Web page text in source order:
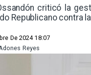
criticó la
Republicano contra
De 2024 18:07
Reyes